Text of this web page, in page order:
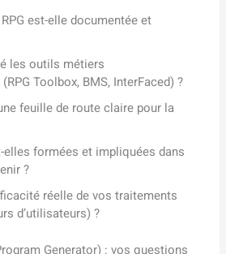
est-elle documentée et
les outils métiers
Toolbox, BMS, InterFaced) ?
feuille de route claire pour la
formées et impliquées dans
?
réelle de vos traitements
d’utilisateurs) ?
Generator) : vos questions